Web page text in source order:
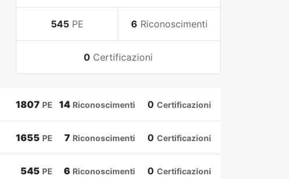
545 PE 6 Riconoscimenti
0 Certificazioni
1807 PE 14 Riconoscimenti 0 Certificazioni
1655 PE 7 Riconoscimenti 0 Certificazioni
545 PE 6 Riconoscimenti 0 Certificazioni